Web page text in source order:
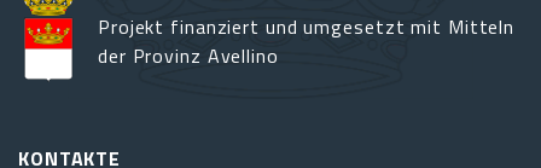
Projekt finanziert und umgesetzt mit Mitteln
der Provinz Avellino
KONTAKTE